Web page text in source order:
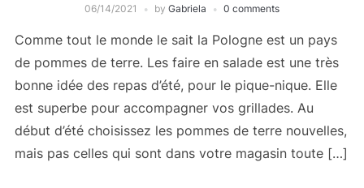
06/14/2021 by Gabriela 0 comments
Comme tout le monde le sait la Pologne est un pays
de pommes de terre. Les faire en salade est une très
bonne idée des repas d’été, pour le pique-nique. Elle
est superbe pour accompagner vos grillades. Au
début d’été choisissez les pommes de terre nouvelles,
mais pas celles qui sont dans votre magasin toute […]